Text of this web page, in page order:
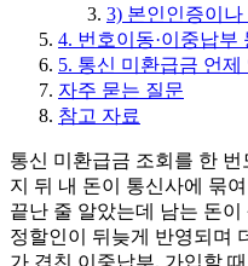
3) 본인인증이나
4. 번호이동·이중납부
5. 통신 미환급금 언제
자주 묻는 질문
참고 자료
통신 미환급금 조회를 한
지 뒤 내 돈이 통신사에 묶
끝난 줄 알았는데 남는 돈
정할인이 뒤늦게 반영되며
가 겹친 이중납부, 가입할